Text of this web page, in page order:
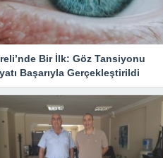
Bir İlk: Göz Tansiyonu
Başarıyla Gerçekleştirildi